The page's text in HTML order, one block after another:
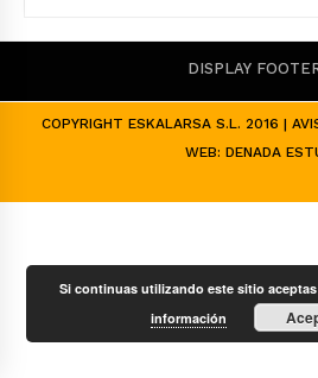
DISPLAY
COPYRIGHT ESKALARSA S.L. 2016 |
WEB: DENADA
Si continuas utilizando este sitio
información